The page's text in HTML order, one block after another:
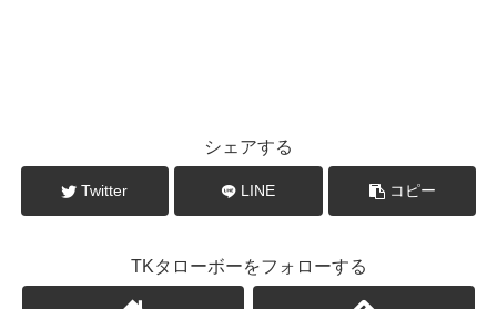
シェアする
Twitter LINE コピー
TKタローボーをフォローする